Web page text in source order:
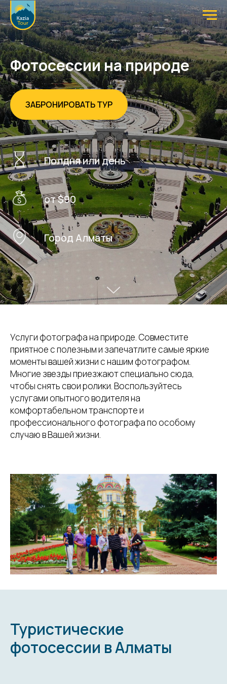
Фотосессии на природе
ЗАБРОНИРОВАТЬ ТУР
Полдня или день
от $90
Город Алматы
Услуги фотографа на природе. Совместите
приятное с полезным и запечатлите самые яркие
моменты вашей жизни с нашим фотографом.
Многие звезды приезжают специально сюда,
чтобы снять свои ролики. Воспользуйтесь
услугами опытного водителя на
комфортабельном транспорте и
профессионального фотографа по особому
случаю в Вашей жизни.
Туристические
фотосессии в Алматы